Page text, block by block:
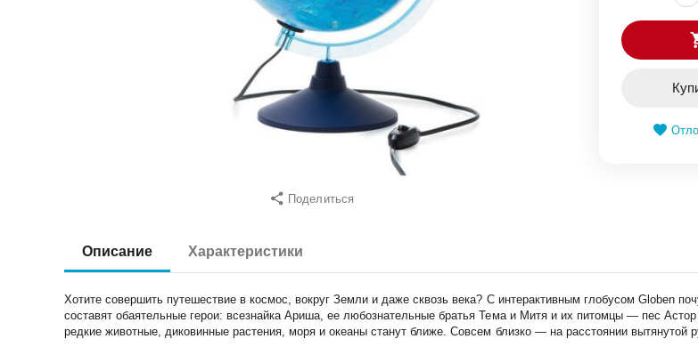
Поделиться
Описание Характеристики
Хотите совершить путешествие в космос, вокруг Земли и даже сквозь века? С интерактивным глобусом Globen
составят обаятельные герои: всезнайка Ариша, ее любознательные братья Тема и Митя и их питомцы — пес
редкие животные, диковинные растения, моря и океаны станут ближе. Совсем близко — на расстоянии вытянутой